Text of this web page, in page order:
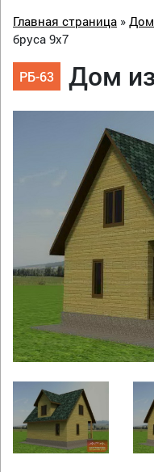
Главная страница »
бруса 9х7
РБ-63 Дом